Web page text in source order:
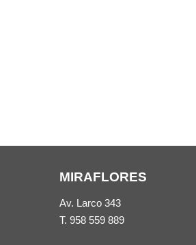
MIRAFLORES
Av. Larco 343
T. 958 559 889